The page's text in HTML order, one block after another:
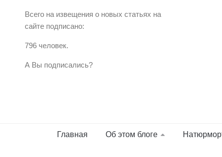
Всего на извещения о новых статьях на
сайте подписано:
796 человек.
А Вы подписались?
Главная Об этом блоге